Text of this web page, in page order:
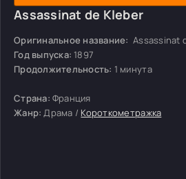
Assassinat de Kleber
Оригинальное название: Assassinat
Год выпуска: 1897
Продолжительность: 1 минута
Страна: Франция
Жанр: Драма / Короткометражка